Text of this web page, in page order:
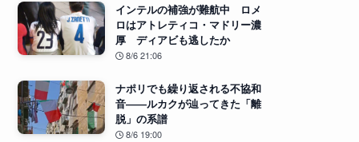
インテルの補強が難航中 ロメ
ロはアトレティコ・マドリー濃
厚 ディアビも逃したか
8/6 21:06
ナポリでも繰り返される不協和
音――ルカクが辿ってきた「離
脱」の系譜
8/6 19:00